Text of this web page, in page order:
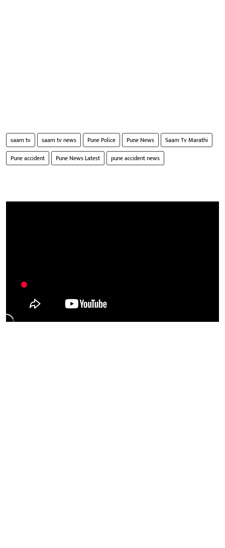
saam tv saam tv news Pune Police Pune News
Saam Tv Marathi
Pune accident
Pune News Latest pune accident news